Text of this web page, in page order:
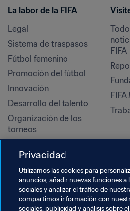
La labor de la FIFA
Legal
Sistema de traspasos
Fútbol femenino
Promoción del fútbol
Innovación
Desarrollo del talento
Organización de los
torneos
Derechos humanos y lucha
contra la discriminación
Salud y atención médica
Iniciativas educativas
FIFA
FIFA
Privacidad
Utilizamos las cookies para
anuncios, añadir nuevas funciones a
sociales y analizar el tráfico de
compartimos información con
sociales, publicidad y análisis sobre